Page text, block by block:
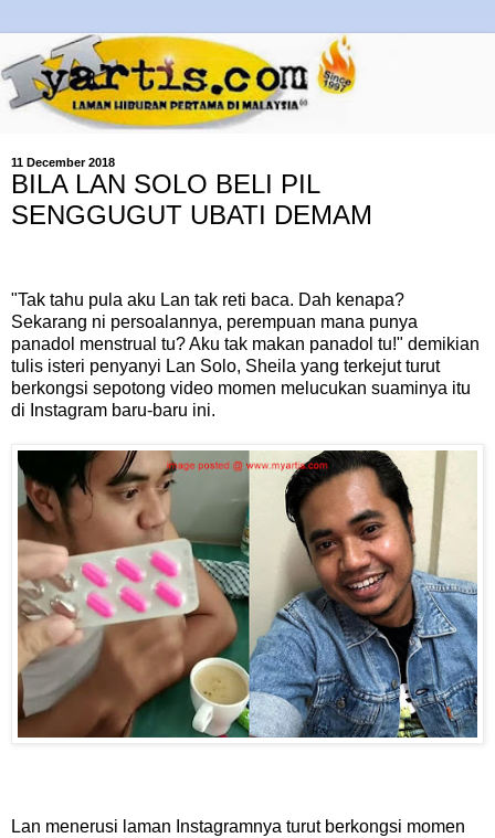
11 December 2018
BILA LAN SOLO BELI PIL
SENGGUGUT UBATI DEMAM
"Tak tahu pula aku Lan tak reti baca. Dah kenapa?
Sekarang ni persoalannya, perempuan mana punya
panadol menstrual tu? Aku tak makan panadol tu!" demikian
tulis isteri penyanyi Lan Solo, Sheila yang terkejut turut
berkongsi sepotong video momen melucukan suaminya itu
di Instagram baru-baru ini.
Lan menerusi laman Instagramnya turut berkongsi momen